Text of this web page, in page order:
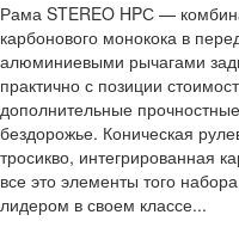
Рама STEREO HPС —
карбонового монокока в
алюминиевыми рычагами
практично с позиции
дополнительные
бездорожье. Коническая
тросикво, интегрированная
все это элементы того
лидером в своем классе...